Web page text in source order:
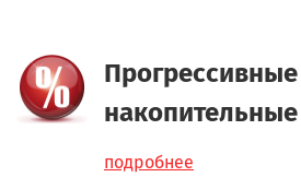
подробнее